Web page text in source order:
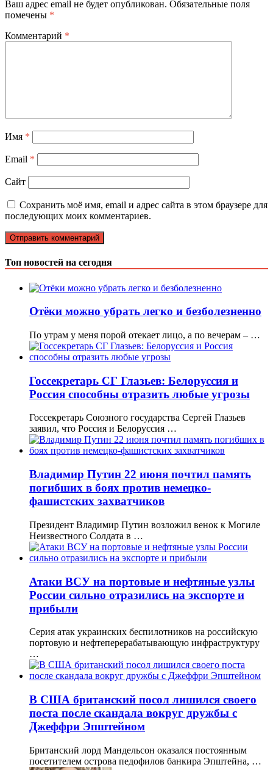
Ваш адрес email не будет опубликован. Обязательные поля
помечены *
Комментарий *
Имя *
Email *
Сайт
Сохранить моё имя, email и адрес сайта в этом браузере для
последующих моих комментариев.
Топ новостей на сегодня
Отёки можно убрать легко и безболезненно
По утрам у меня порой отекает лицо, а по вечерам – …
Госсекретарь СГ Глазьев: Белоруссия и
Россия способны отразить любые угрозы
Госсекретарь Союзного государства Сергей Глазьев
заявил, что Россия и Белоруссия …
Владимир Путин 22 июня почтил память
погибших в боях против немецко-
фашистских захватчиков
Президент Владимир Путин возложил венок к Могиле
Неизвестного Солдата в …
Атаки ВСУ на портовые и нефтяные узлы
России сильно отразились на экспорте и
прибыли
Серия атак украинских беспилотников на российскую
портовую и нефтеперерабатывающую инфраструктуру
…
В США британский посол лишился своего
поста после скандала вокруг дружбы с
Джеффри Эпштейном
Британский лорд Мандельсон оказался постоянным
посетителем острова педофилов банкира Эпштейна, …